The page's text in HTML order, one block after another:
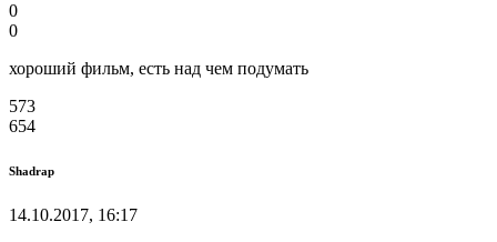
0
0
хороший фильм, есть над чем подумать
573
654
Shadrap
14.10.2017, 16:17